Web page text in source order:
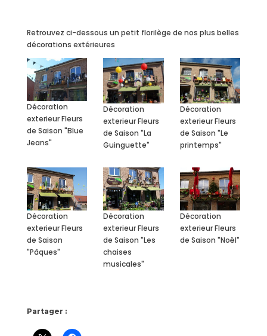
Retrouvez ci-dessous un petit florilège de nos plus belles
décorations extérieures
Décoration
exterieur Fleurs
de Saison "Blue
Jeans"
Décoration
exterieur Fleurs
de Saison "La
Guinguette"
Décoration
exterieur Fleurs
de Saison "Le
printemps"
Décoration
exterieur Fleurs
de Saison
"Pâques"
Décoration
exterieur Fleurs
de Saison "Les
chaises
musicales"
Décoration
exterieur Fleurs
de Saison "Noël"
Partager :